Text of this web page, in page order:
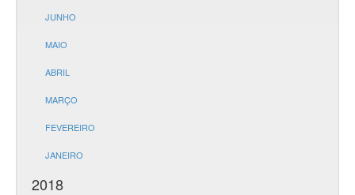
JUNHO
MAIO
ABRIL
MARÇO
FEVEREIRO
JANEIRO
2018